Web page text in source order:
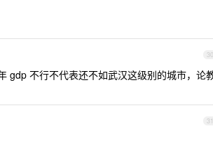
30
gdp 不行不代表还不如武汉这级别的城市，论
31